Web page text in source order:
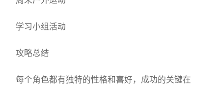
学习小组活动
攻略总结
每个角色都有独特的性格和喜好，成功的关键在